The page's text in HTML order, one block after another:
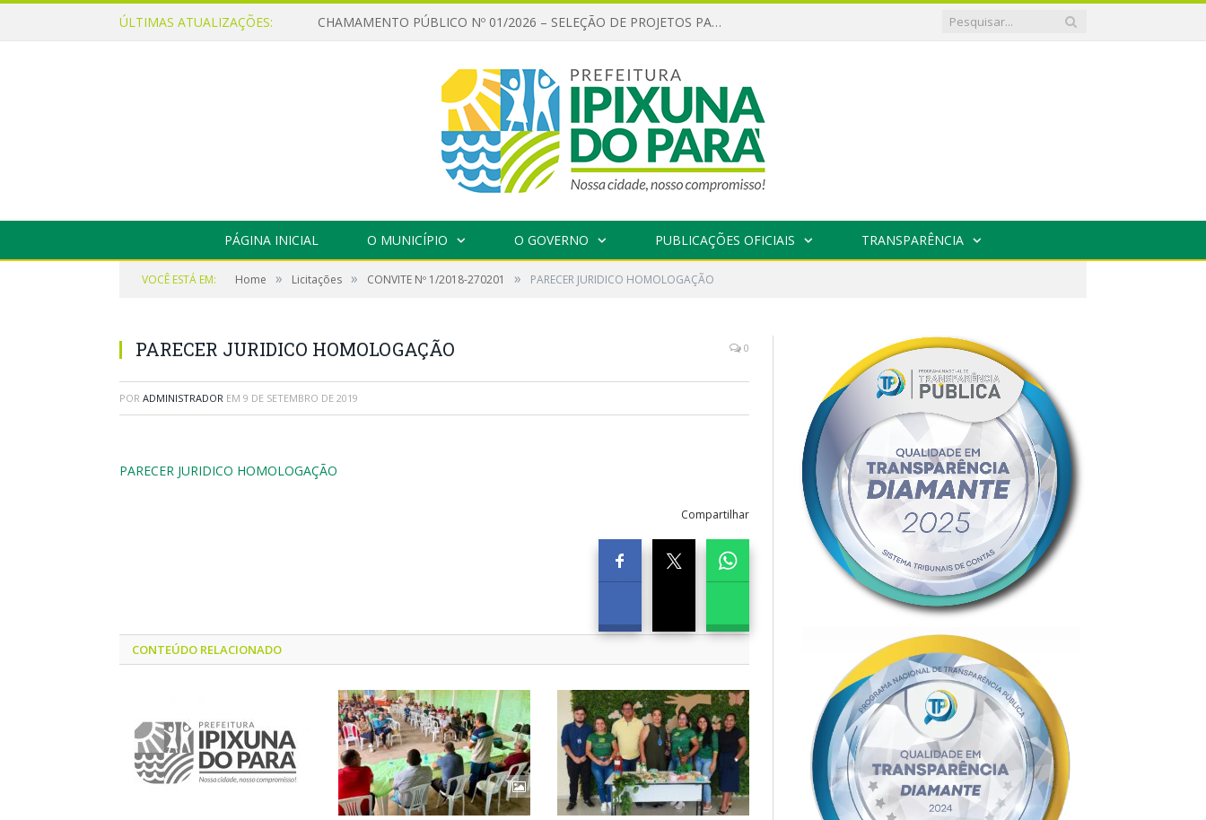
ÚLTIMAS ATUALIZAÇÕES: CHAMAMENTO PÚBLICO Nº 01/2026 – SELEÇÃO DE PROJETOS PARA FIRMAR TERMO DE EXECUÇÃO CULTURAL COM RECURSOS DA POLÍTICA NACIONAL ALDIR BLANC DE FOMENTO À CULTURA – PNAB (LEI Nº 14.399/2022)
PÁGINA INICIAL O MUNICÍPIO O GOVERNO PUBLICAÇÕES OFICIAIS TRANSPARÊNCIA
VOCÊ ESTÁ EM: Home » Licitações » CONVITE Nº 1/2018-270201 » PARECER JURIDICO HOMOLOGAÇÃO
PARECER JURIDICO HOMOLOGAÇÃO 0
POR ADMINISTRADOR EM 9 DE SETEMBRO DE 2019
PARECER JURIDICO HOMOLOGAÇÃO
Compartilhar
CONTEÚDO RELACIONADO